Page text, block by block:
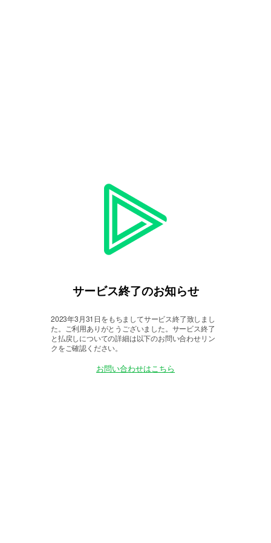
サービス終了のお知らせ
2023年3月31日をもちましてサービス終了致しまし
た。
ご利用ありがとうございました。サービス終了
と払戻しについての詳細は以下のお問い合わせリン
クをご確認ください。
お問い合わせはこちら